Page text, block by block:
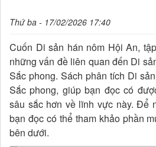
Thứ ba - 17/02/2026 17:40
Cuốn Di sản hán nôm Hội An,
những vấn đề liên quan đến Di
Sắc phong. Sách phân tích Di
Sắc phong, giúp bạn đọc có
sâu sắc hơn về lĩnh vực này. Để
bạn đọc có thể tham khảo phần
bên dưới.